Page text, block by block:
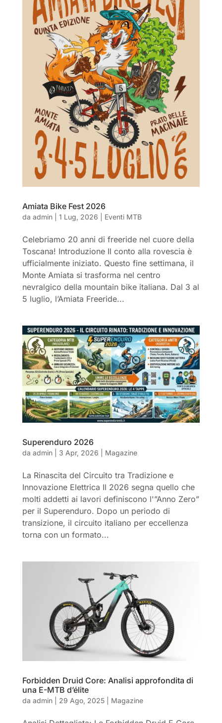
Amiata Bike Fest 2026
da admin| 1 Lug, 2026 Eventi MTB
Celebriamo 20 anni di freeride nel cuore della
Toscana! Introduzione Il conto alla rovescia è
ufficialmente iniziato. Questo fine settimana, il
Monte Amiata si trasforma nel centro
nevralgico della mountain bike italiana. Dal 3 al
5 luglio, l’Amiata Freeride...
Superenduro 2026
da admin| 3 Apr, 2026 Magazine
La Rinascita del Circuito tra Tradizione e
Innovazione Elettrica Il 2026 segna quello che
molti addetti ai lavori definiscono l'”Anno Zero”
per il Superenduro. Dopo un periodo di
transizione, il circuito italiano per eccellenza
torna con un formato...
Forbidden Druid Core: Analisi approfondita di
una E-MTB d’élite
da admin| 29 Ago, 2025| Magazine